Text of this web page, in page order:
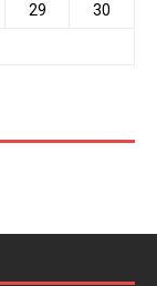
29 30